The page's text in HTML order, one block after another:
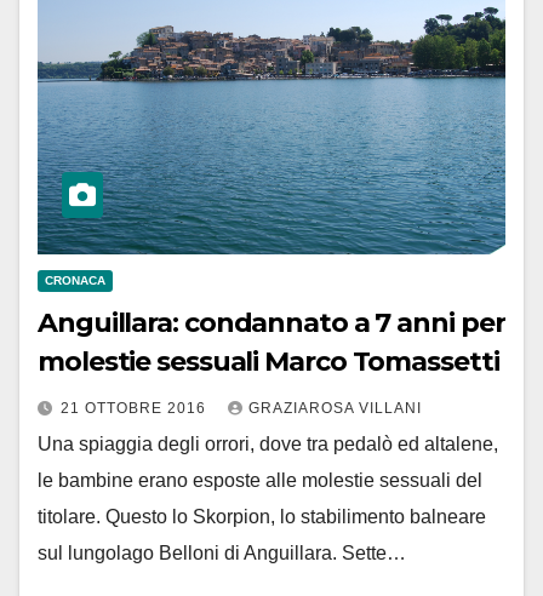
CRONACA
Anguillara: condannato a 7 anni per
molestie sessuali Marco Tomassetti
21 OTTOBRE 2016 GRAZIAROSA VILLANI
Una spiaggia degli orrori, dove tra pedalò ed altalene,
le bambine erano esposte alle molestie sessuali del
titolare. Questo lo Skorpion, lo stabilimento balneare
sul lungolago Belloni di Anguillara. Sette…